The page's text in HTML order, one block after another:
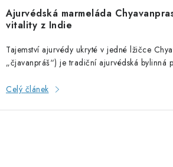
Ajurvédská marmeláda
vitality z Indie
Tajemství ajurvédy ukryté v jedné lžičce
„čjavanpráš“) je tradiční ajurvédská bylinná
Celý článek